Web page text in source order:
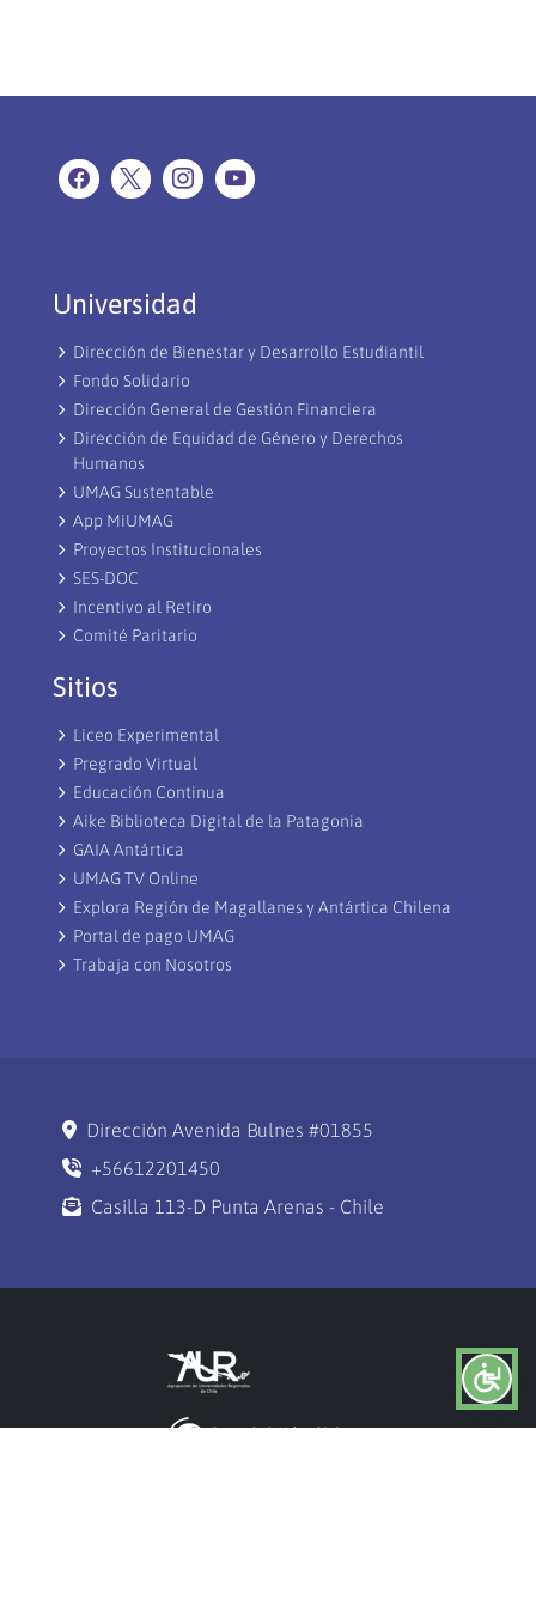
Universidad
Dirección de Bienestar y Desarrollo Estudiantil
Fondo Solidario
Dirección General de Gestión Financiera
Dirección de Equidad de Género y Derechos
Humanos
UMAG Sustentable
App MiUMAG
Proyectos Institucionales
SES-DOC
Incentivo al Retiro
Comité Paritario
Sitios
Liceo Experimental
Pregrado Virtual
Educación Continua
Aike Biblioteca Digital de la Patagonia
GAIA Antártica
UMAG TV Online
Explora Región de Magallanes y Antártica Chilena
Portal de pago UMAG
Trabaja con Nosotros
Dirección Avenida Bulnes #01855
+56612201450
Casilla 113-D Punta Arenas - Chile